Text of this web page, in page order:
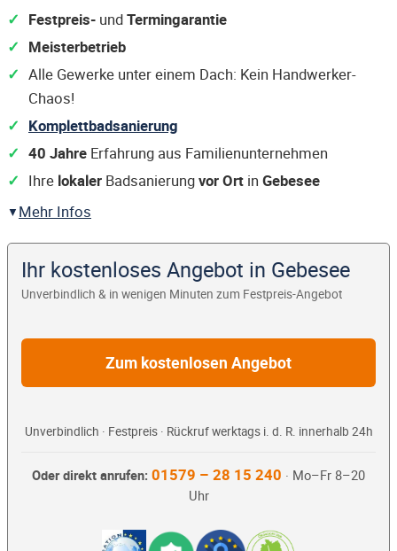
Festpreis- undTermingarantie
Meisterbetrieb
Alle Gewerke unter einem Dach: Kein Handwerker-
Chaos!
Komplettbadsanierung
40 Jahre Erfahrung aus Familienunternehmen
Ihre lokaler Badsanierungvor Ort in Gebesee
Mehr Infos
Ihr kostenloses Angebot in Gebesee
Unverbindlich & in wenigen Minuten zum Festpreis-Angebot
Zum kostenlosen Angebot
Unverbindlich · Festpreis · Rückruf werktags i. d. R. innerhalb 24h
Oder direkt anrufen: 01579 – 28 15 240 · Mo–Fr 8–20
Uhr